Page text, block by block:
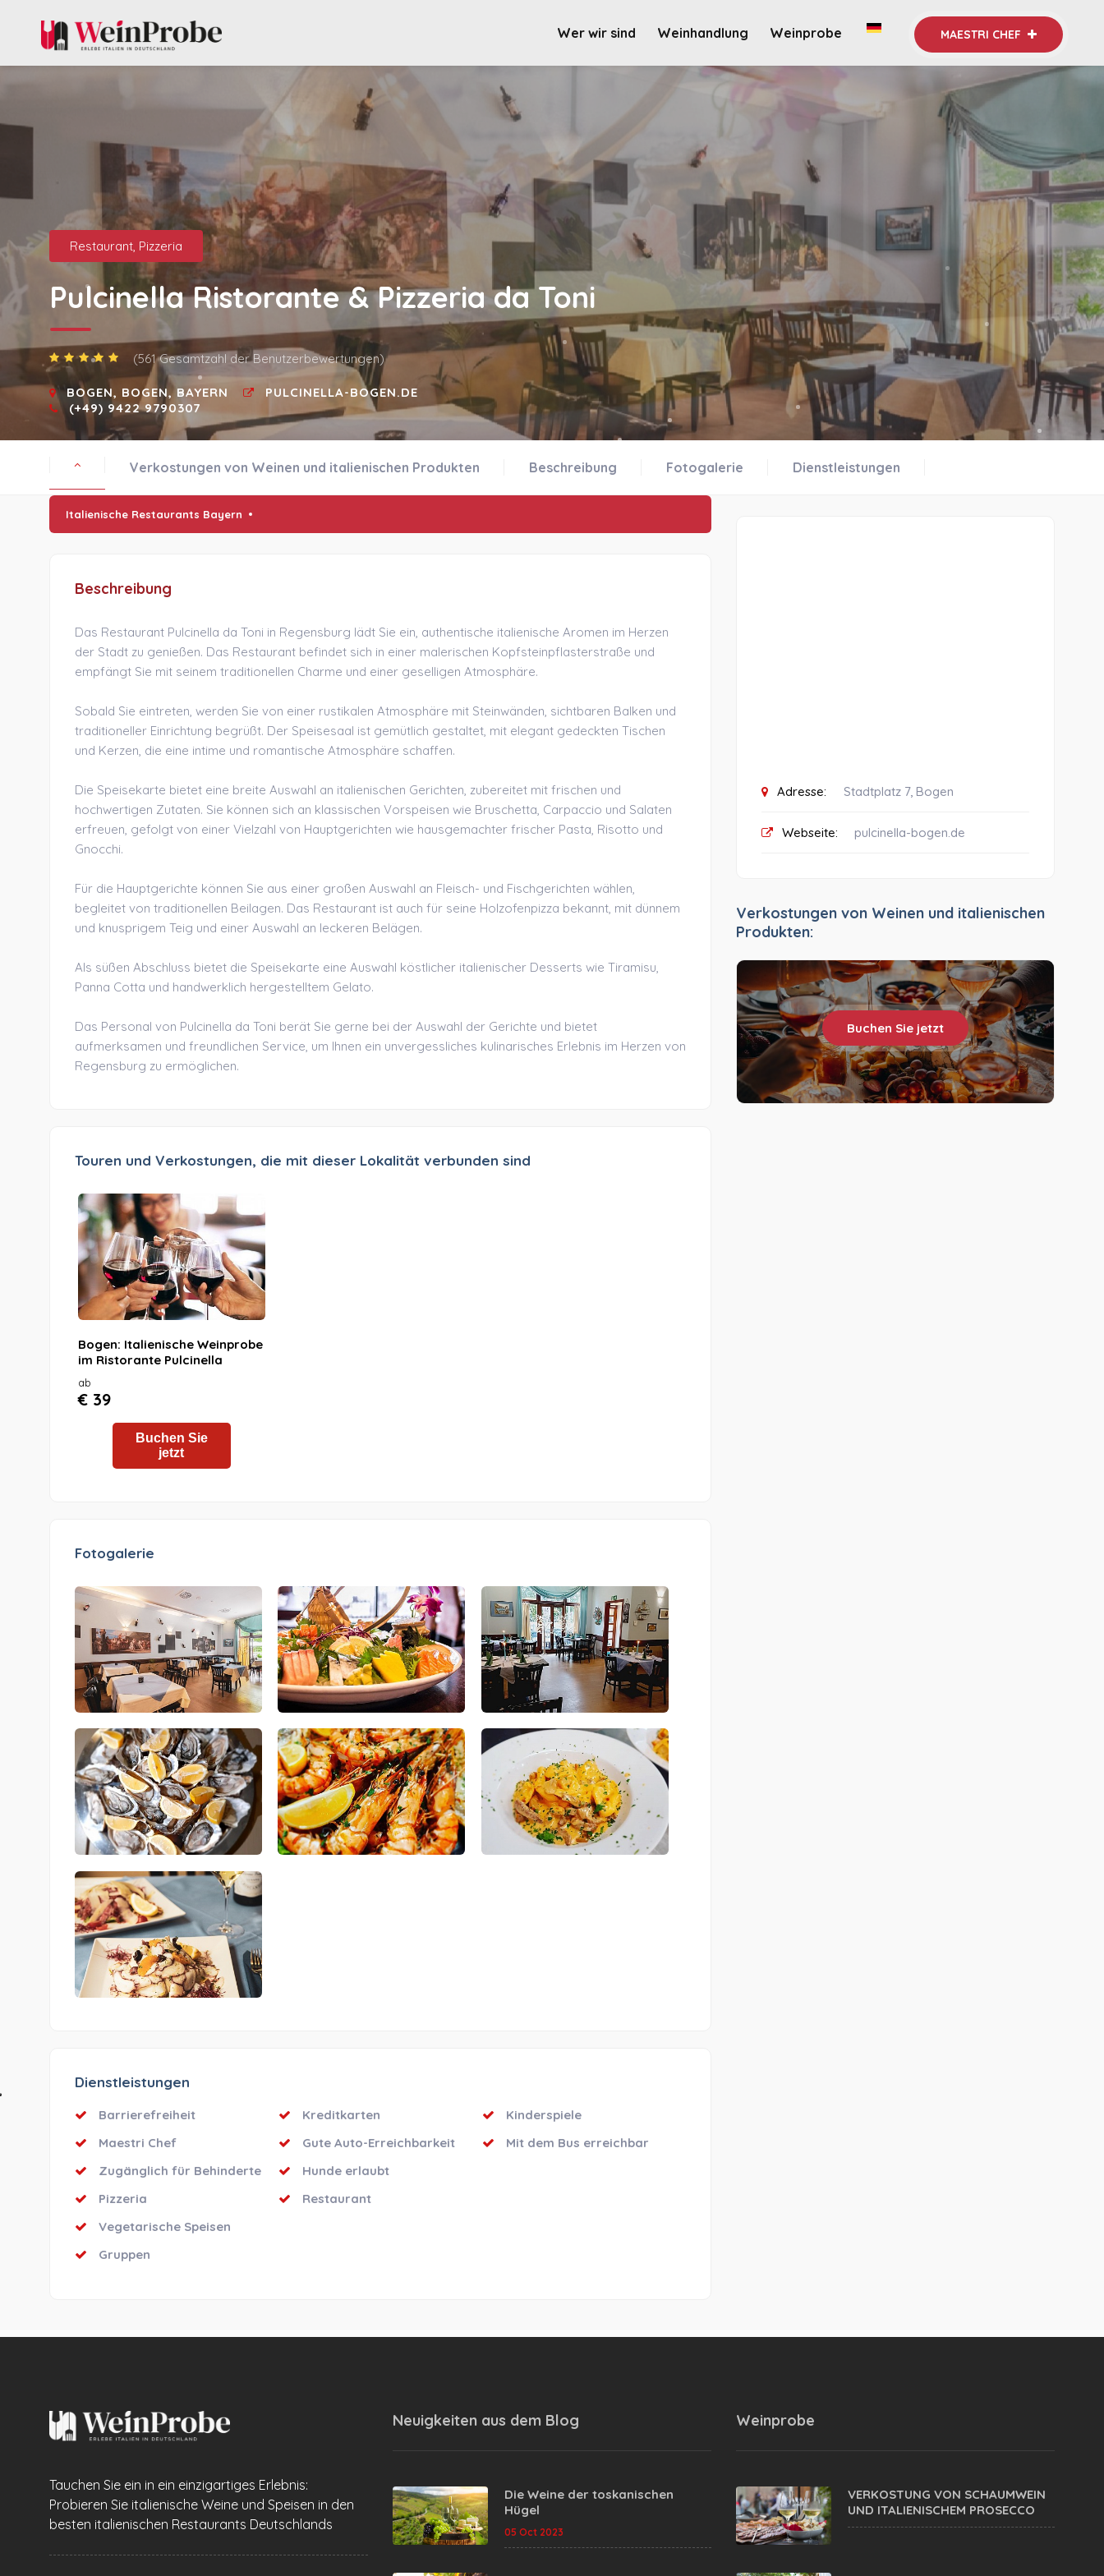
MAESTRI CHEF
Wer wir sind Weinhandlung Weinprobe
Restaurant, Pizzeria
Pulcinella Ristorante & Pizzeria da Toni
(561 Gesamtzahl der Benutzerbewertungen)
BOGEN, BOGEN, BAYERN
PULCINELLA-BOGEN.DE
(+49) 9422 9790307
Verkostungen von Weinen und italienischen Produkten Beschreibung Fotogalerie Dienstleistungen
Italienische Restaurants Bayern
Beschreibung
Das Restaurant Pulcinella da Toni in Regensburg lädt Sie ein, authentische italienische Aromen im Herzen
der Stadt zu genießen. Das Restaurant befindet sich in einer malerischen Kopfsteinpflasterstraße und
empfängt Sie mit seinem traditionellen Charme und einer geselligen Atmosphäre.
Sobald Sie eintreten, werden Sie von einer rustikalen Atmosphäre mit Steinwänden, sichtbaren Balken und
traditioneller Einrichtung begrüßt. Der Speisesaal ist gemütlich gestaltet, mit elegant gedeckten Tischen
und Kerzen, die eine intime und romantische Atmosphäre schaffen.
Die Speisekarte bietet eine breite Auswahl an italienischen Gerichten, zubereitet mit frischen und
hochwertigen Zutaten. Sie können sich an klassischen Vorspeisen wie Bruschetta, Carpaccio und Salaten
erfreuen, gefolgt von einer Vielzahl von Hauptgerichten wie hausgemachter frischer Pasta, Risotto und
Gnocchi.
Für die Hauptgerichte können Sie aus einer großen Auswahl an Fleisch- und Fischgerichten wählen,
begleitet von traditionellen Beilagen. Das Restaurant ist auch für seine Holzofenpizza bekannt, mit dünnem
und knusprigem Teig und einer Auswahl an leckeren Belägen.
Als süßen Abschluss bietet die Speisekarte eine Auswahl köstlicher italienischer Desserts wie Tiramisu,
Panna Cotta und handwerklich hergestelltem Gelato.
Das Personal von Pulcinella da Toni berät Sie gerne bei der Auswahl der Gerichte und bietet
aufmerksamen und freundlichen Service, um Ihnen ein unvergessliches kulinarisches Erlebnis im Herzen von
Regensburg zu ermöglichen.
Touren und Verkostungen, die mit dieser Lokalität verbunden sind
Bogen: Italienische Weinprobe
im Ristorante Pulcinella
ab
€ 39
Buchen Sie
jetzt
Fotogalerie
Dienstleistungen
Barrierefreiheit Kreditkarten
Kinderspiele
Maestri Chef
Gute Auto-Erreichbarkeit
Mit dem Bus erreichbar
Zugänglich für Behinderte
Hunde erlaubt
Pizzeria
Restaurant
Vegetarische Speisen
Gruppen
Adresse: Stadtplatz 7, Bogen
Webseite: pulcinella-bogen.de
Verkostungen von Weinen und italienischen
Produkten:
Buchen Sie jetzt
Tauchen Sie ein in ein einzigartiges Erlebnis:
Probieren Sie italienische Weine und Speisen in den
besten italienischen Restaurants Deutschlands
Neuigkeiten aus dem Blog
Die Weine der toskanischen
Hügel
05 Oct 2023
Weinprobe
VERKOSTUNG VON SCHAUMWEIN
UND ITALIENISCHEM PROSECCO